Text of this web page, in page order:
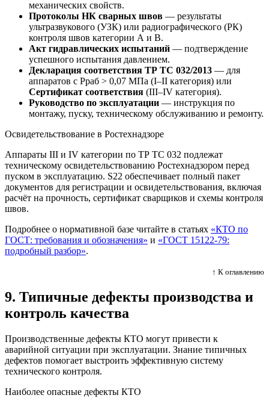
механических свойств.
Протоколы НК сварных швов — результаты
ультразвукового (УЗК) или радиографического (РК)
контроля швов категории А и В.
Акт гидравлических испытаний — подтверждение
успешного испытания давлением.
Декларация соответствия ТР ТС 032/2013 — для
аппаратов с Рраб > 0,07 МПа (I–II категория) или
Сертификат соответствия (III–IV категория).
Руководство по эксплуатации — инструкция по
монтажу, пуску, техническому обслуживанию и ремонту.
Освидетельствование в Ростехнадзоре
Аппараты III и IV категории по ТР ТС 032 подлежат
техническому освидетельствованию Ростехнадзором перед
пуском в эксплуатацию. S22 обеспечивает полный пакет
документов для регистрации и освидетельствования, включая
расчёт на прочность, сертификат сварщиков и схемы контроля
швов.
Подробнее о нормативной базе читайте в статьях «КТО по
ГОСТ: требования и обозначения» и «ГОСТ 15122-79:
подробный разбор».
↑ К оглавлению
9. Типичные дефекты производства и
контроль качества
Производственные дефекты КТО могут привести к
аварийной ситуации при эксплуатации. Знание типичных
дефектов помогает выстроить эффективную систему
технического контроля.
Наиболее опасные дефекты КТО